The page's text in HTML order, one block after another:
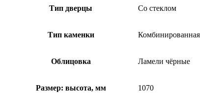
Тип дверцы Со стеклом
Тип каменки Комбинированная
Облицовка Ламели чёрные
Размер: высота, мм 1070